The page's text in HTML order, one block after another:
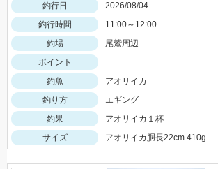
釣行日
2026/08/04
釣行時間
11:00～12:00
釣場
尾鷲周辺
ポイント
釣魚
アオリイカ
釣り方
エギング
釣果
アオリイカ１杯
サイズ
アオリイカ胴長22cm 410g